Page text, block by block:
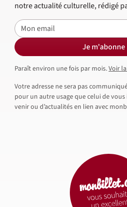
notre actualité culturelle, rédigé
E-mail
Je m'abonne
Paraît environ une fois par mois.Voir
Votre adresse ne sera pas
pour un autre usage que celui de
venir ou d’actualités en lien avec